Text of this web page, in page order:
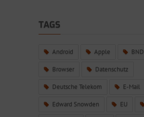
TAGS
Android Apple BND
Browser Datenschutz
Deutsche Telekom E-Mail
Edward Snowden EU